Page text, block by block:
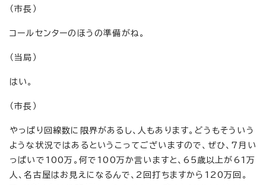
（市長）
コールセンターのほうの準備がね。
（当局）
はい。
（市長）
やっぱり回線数に限界があるし、人もあります。どうもそういう
ような状況ではあるというこってございますので、ぜひ、7月い
っぱいで100万。何で100万か言いますと、65歳以上が61万
人、名古屋はお見えになるんで、2回打ちますから120万回。